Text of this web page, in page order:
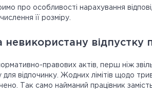
про особливості нарахування
її розміру.
невикористану відпустку
правових актів, перш ніж
для відпочинку. Жодних лімітів щодо
Так само найманий працівник